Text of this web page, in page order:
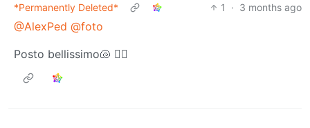
*Permanently Deleted*
1 · 3 months ago
@AlexPed @foto
Posto bellissimo🐚 🧜‍♂️